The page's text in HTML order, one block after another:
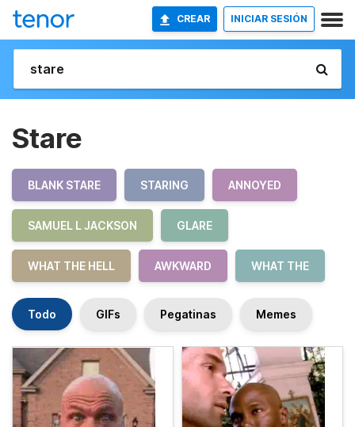
CREAR INICIAR SESIÓN
Stare
BLANK STARE STARING ANNOYED
SAMUEL L JACKSON GLARE
WHAT THE HELL AWKWARD WHAT THE
Todo GIFs Pegatinas Memes